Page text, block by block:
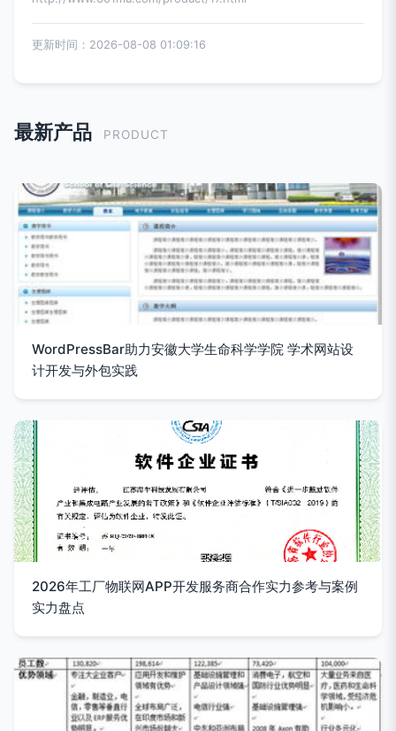
更新时间：2026-08-08 01:09:16
最新产品 PRODUCT
WordPressBar助力安徽大学生命科学学院 学术网站设
计开发与外包实践
2026年工厂物联网APP开发服务商合作实力参考与案例
实力盘点